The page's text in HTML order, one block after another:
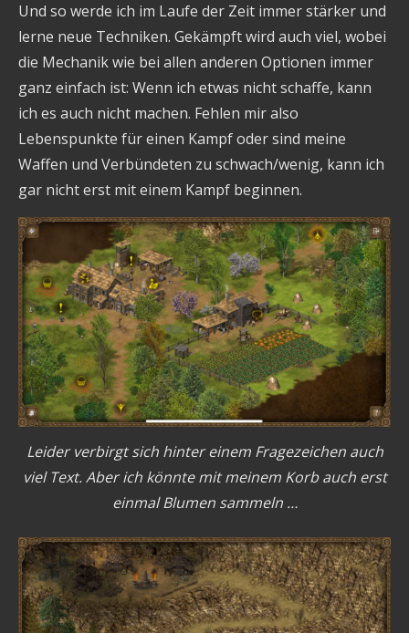
Und so werde ich im Laufe der Zeit immer stärker und
lerne neue Techniken. Gekämpft wird auch viel, wobei
die Mechanik wie bei allen anderen Optionen immer
ganz einfach ist: Wenn ich etwas nicht schaffe, kann
ich es auch nicht machen. Fehlen mir also
Lebenspunkte für einen Kampf oder sind meine
Waffen und Verbündeten zu schwach/wenig, kann ich
gar nicht erst mit einem Kampf beginnen.
Leider verbirgt sich hinter einem Fragezeichen auch
viel Text. Aber ich könnte mit meinem Korb auch erst
einmal Blumen sammeln …